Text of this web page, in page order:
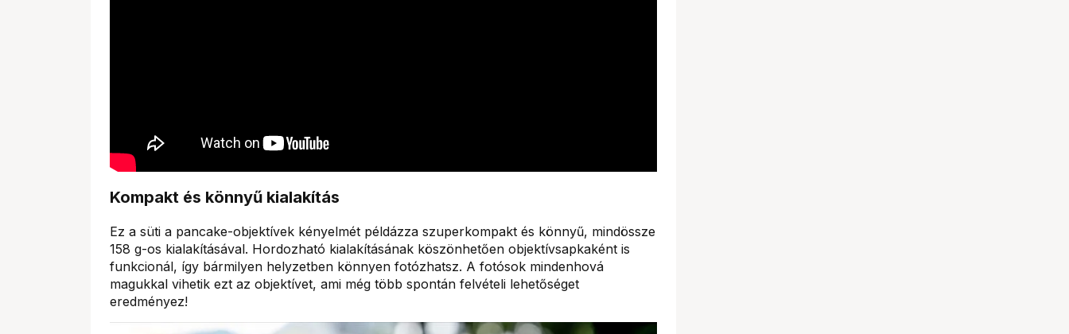
Kompakt és könnyű kialakítás
Ez a süti a pancake-objektívek kényelmét példázza szuperkompakt és könnyű, mindössze
158 g-os kialakításával. Hordozható kialakításának köszönhetően objektívsapkaként is
funkcionál, így bármilyen helyzetben könnyen fotózhatsz. A fotósok mindenhová
magukkal vihetik ezt az objektívet, ami még több spontán felvételi lehetőséget
eredményez!